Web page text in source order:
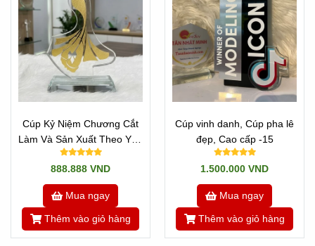
Cúp Kỷ Niệm Chương Cắt
Làm Và Sản Xuất Theo Yêu
Cầu - CÚP HOA HẬU
888.888 VND
Mua ngay
Thêm vào giỏ hàng
Cúp vinh danh, Cúp pha lê
đẹp, Cao cấp -15
1.500.000 VND
Mua ngay
Thêm vào giỏ hàng